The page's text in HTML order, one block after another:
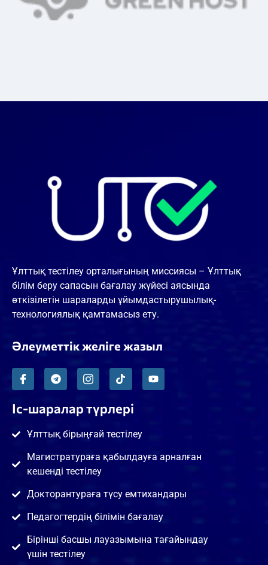
Ұлттық тестілеу орталығының миссиясы – Ұлттық
білім беру сапасын бағалау жүйесі аясында
өткізілетін шараларды ұйымдастырушылық-
технологиялық қамтамасыз ету.
Әлеуметтік желіге жазыл
Іс-шаралар түрлері
Ұлттық бірыңғай тестілеу
Магистратураға қабылдауға арналған
кешенді тестілеу
Докторантураға түсу емтихандары
Педагогтердің білімін бағалау
Бірінші басшы лауазымына тағайындау
үшін тестілеу